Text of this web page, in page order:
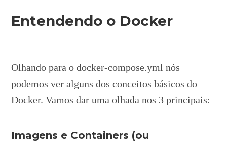
Entendendo o Docker
Olhando para o docker-compose.yml nós
podemos ver alguns dos conceitos básicos do
Docker. Vamos dar uma olhada nos 3 principais:
Imagens e Containers (ou